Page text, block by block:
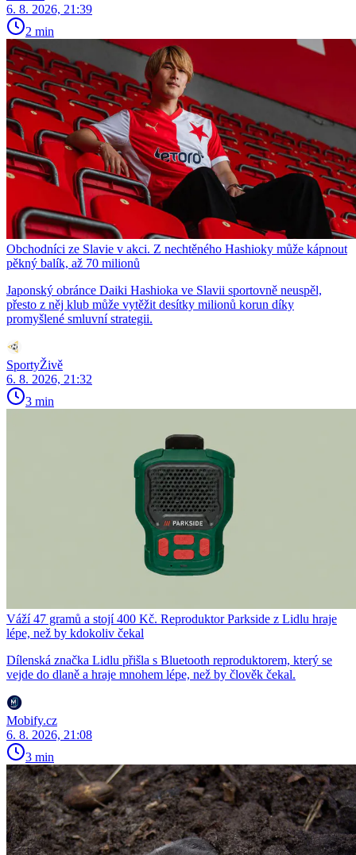
6. 8. 2026, 21:39
2 min
Obchodníci ze Slavie v akci. Z nechtěného Hashioky může kápnout
pěkný balík, až 70 milionů
Japonský obránce Daiki Hashioka ve Slavii sportovně neuspěl,
přesto z něj klub může vytěžit desítky milionů korun díky
promyšlené smluvní strategii.
SportyŽivě
6. 8. 2026, 21:32
3 min
Váží 47 gramů a stojí 400 Kč. Reproduktor Parkside z Lidlu hraje
lépe, než by kdokoliv čekal
Dílenská značka Lidlu přišla s Bluetooth reproduktorem, který se
vejde do dlaně a hraje mnohem lépe, než by člověk čekal.
Mobify.cz
6. 8. 2026, 21:08
3 min